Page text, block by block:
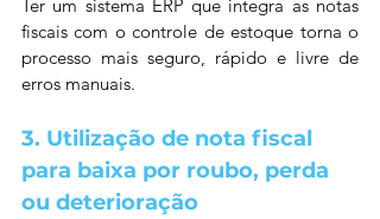
Ter um sistema ERP que integra as notas
fiscais com o controle de estoque torna o
processo mais seguro, rápido e livre de
erros manuais.
3. Utilização de nota fiscal
para baixa por roubo, perda
ou deterioração